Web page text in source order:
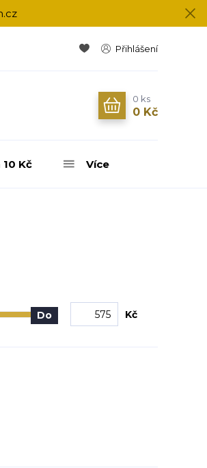
Přihlášení
0 ks
0 Kč
Kč Více
Do Kč